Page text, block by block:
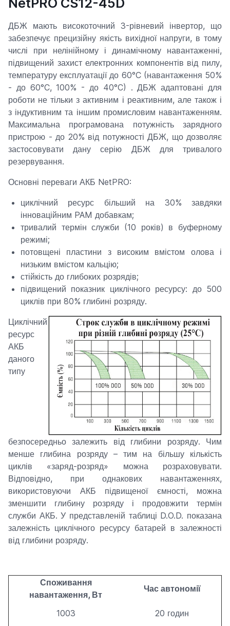
Aging, що дозволяє провести повне
навантаження.
NetPRO CS12-45D
ДБЖ мають високоточний 3-рівневий інвертор, що
забезпечує прецизійну якість вихідної напруги, в тому
числі при нелінійному і динамічному навантаженні,
підвищений захист електронних компонентів від пилу,
температуру експлуатації до 60°C (навантаження 50%
- до 60°C, 100% - до 40°C) . ДБЖ адаптовані для
роботи не тільки з активним і реактивним, але також і
з індуктивним та іншим промисловим навантаженням.
Максимальна програмована потужність зарядного
пристрою - до 20% від потужності ДБЖ, що дозволяє
застосовувати дану серію ДБЖ для тривалого
резервування.
Основні переваги АКБ NetPRO:
циклічний ресурс більший на 30% завдяки
інноваційним PAM добавкам;
тривалий термін служби (10 років) в буферному
режимі;
потовщені пластини з високим вмістом олова і
низьким вмістом кальцію;
стійкість до глибоких розрядів;
підвищений показник циклічного ресурсу: до 500
циклів при 80% глибині розряду.
Циклічний
ресурс
АКБ
даного
типу
безпосередньо залежить від глибини розряду. Чим
менше глибина розряду – тим на більшу кількість
циклів «заряд-розряд» можна розраховувати.
Відповідно, при однакових навантаженнях,
використовуючи АКБ підвищеної ємності, можна
зменшити глибину розряду і продовжити термін
служби АКБ. У представленій таблиці D.O.D. показана
залежність циклічного ресурсу батарей в залежності
від глибини розряду.
Споживання
навантаження, Вт
Час автономії
1003 20 годин